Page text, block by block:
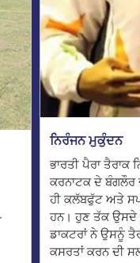
ਨਿਰੰਜਨ ਮੁਕੁੰਦਨ
ਭਾਰਤੀ ਪੈਰਾ ਤੈਰਾਕ
ਕਰਨਾਟਕ ਦੇ ਬੰਗਲੌਰ
ਹੀ ਕਲੱਬਫੁੱਟ ਅਤੇ
ਹਨ। ਹੁਣ ਤੱਕ ਉਸਦੇ
ਡਾਕਟਰਾਂ ਨੇ ਉਸਨੂੰ
ਕਸਰਤਾਂ ਕਰਨ ਦੀ